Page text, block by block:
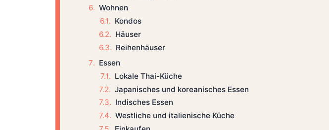
Wohnen
Kondos
Häuser
Reihenhäuser
Essen
Lokale Thai-Küche
Japanisches und koreanisches Essen
Indisches Essen
Westliche und italienische Küche